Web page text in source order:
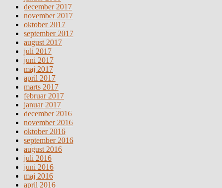
december 2017
november 2017
oktober 2017
september 2017
august 2017
juli 2017
juni 2017
maj 2017
april 2017
marts 2017
februar 2017
januar 2017
december 2016
november 2016
oktober 2016
september 2016
august 2016
juli 2016
juni 2016
maj 2016
april 2016